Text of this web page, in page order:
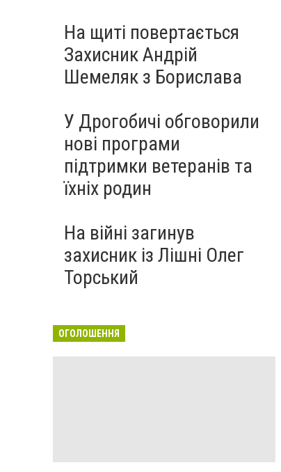
На щиті повертається
Захисник Андрій
Шемеляк з Борислава
У Дрогобичі обговорили
нові програми
підтримки ветеранів та
їхніх родин
На війні загинув
захисник із Лішні Олег
Торський
ОГОЛОШЕННЯ